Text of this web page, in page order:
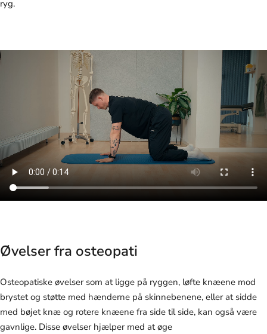
ryg.
Øvelser fra osteopati
Osteopatiske øvelser som at ligge på ryggen, løfte knæene mod
brystet og støtte med hænderne på skinnebenene, eller at sidde
med bøjet knæ og rotere knæene fra side til side, kan også være
gavnlige. Disse øvelser hjælper med at øge